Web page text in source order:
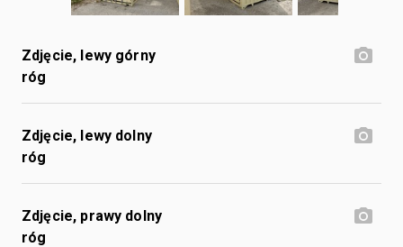
Zdjęcie, lewy górny
róg
Zdjęcie, lewy dolny
róg
Zdjęcie, prawy dolny
róg